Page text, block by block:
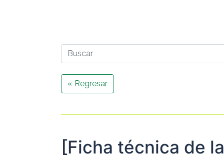
« Regresar
[Ficha técnica de